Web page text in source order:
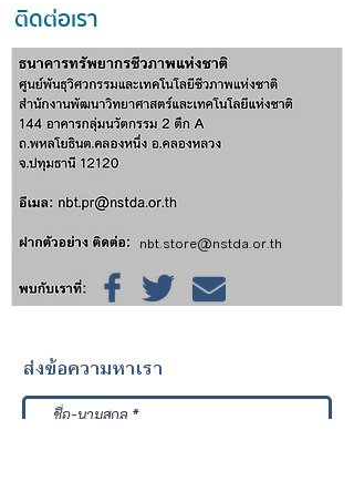
ติดต่อเรา
nbt.store@nstda.or.th
ส่งข้อความหาเรา